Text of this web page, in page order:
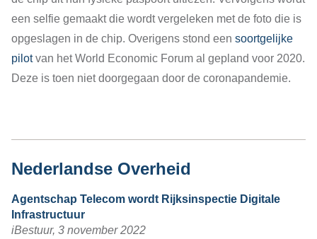
een selfie gemaakt die wordt vergeleken met de foto die is
opgeslagen in de chip. Overigens stond een soortgelijke
pilotvan het World Economic Forum al gepland voor 2020.
Deze is toen niet doorgegaan door de coronapandemie.
Nederlandse Overheid
Agentschap Telecom wordt Rijksinspectie Digitale
Infrastructuur
iBestuur, 3 november 2022